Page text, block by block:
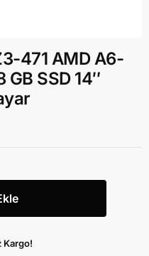
471 AMD A6-
GB SSD 14″
Kargo!